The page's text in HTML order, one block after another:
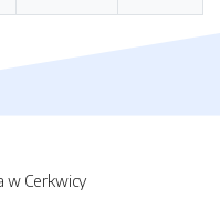
w Cerkwicy